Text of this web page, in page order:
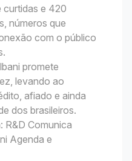
curtidas e 420
números que
com o público
promete
levando ao
afiado e ainda
dos brasileiros.
R&D Comunica
Agenda e